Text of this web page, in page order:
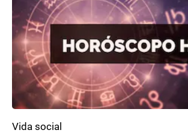
Vida social